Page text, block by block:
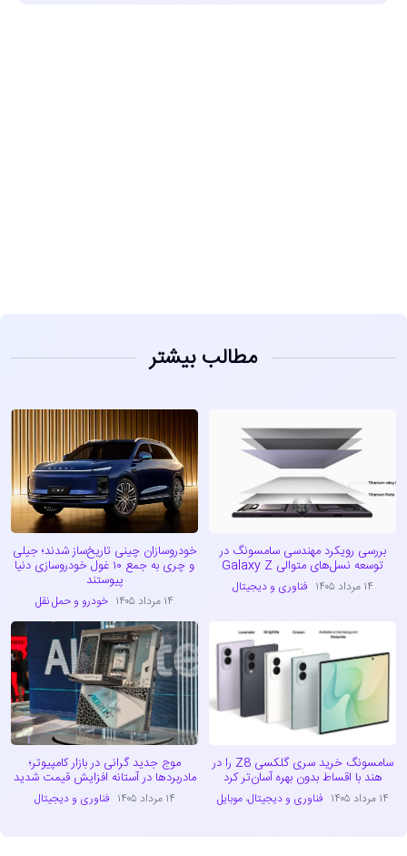
مطالب بیشتر
بررسی رویکرد مهندسی سامسونگ در
توسعه نسل‌های متوالی Galaxy Z
۱۴ مرداد ۱۴۰۵ فناوری و دیجیتال
خودروسازان چینی تاریخ‌ساز شدند؛ جیلی
و چری به جمع ۱۰ غول خودروسازی دنیا
پیوستند
۱۴ مرداد ۱۴۰۵ خودرو و حمل نقل
سامسونگ خرید سری گلکسی Z8 را در
هند با اقساط بدون بهره آسان‌تر کرد
۱۴ مرداد ۱۴۰۵ فناوری و دیجیتال،موبایل
موج جدید گرانی در بازار کامپیوتر؛
مادربردها در آستانه افزایش قیمت شدید
۱۴ مرداد ۱۴۰۵ فناوری و دیجیتال